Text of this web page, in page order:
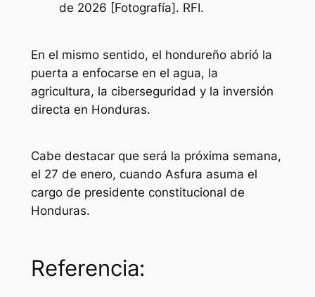
de 2026 [Fotografía]. RFI.
En el mismo sentido, el hondureño abrió la
puerta a enfocarse en el agua, la
agricultura, la ciberseguridad y la inversión
directa en Honduras.
Cabe destacar que será la próxima semana,
el 27 de enero, cuando Asfura asuma el
cargo de presidente constitucional de
Honduras.
Referencia: